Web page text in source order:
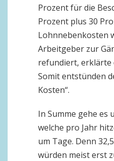
Prozent für die
Prozent plus 30
Lohnnebenkosten
Arbeitgeber zur
refundiert, erklärte
Somit entstünden
Kosten“.
In Summe gehe es
welche pro Jahr
um Tage. Denn
würden meist erst